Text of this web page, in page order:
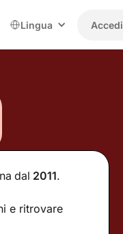
Lingua Accedi
dal 2011.
e ritrovare